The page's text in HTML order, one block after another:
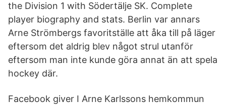
the Division 1 with Södertälje SK. Complete
player biography and stats. Berlin var annars
Arne Strömbergs favoritställe att åka till på läger
eftersom det aldrig blev något strul utanför
eftersom man inte kunde göra annat än att spela
hockey där.
Facebook giver I Arne Karlssons hemkommun